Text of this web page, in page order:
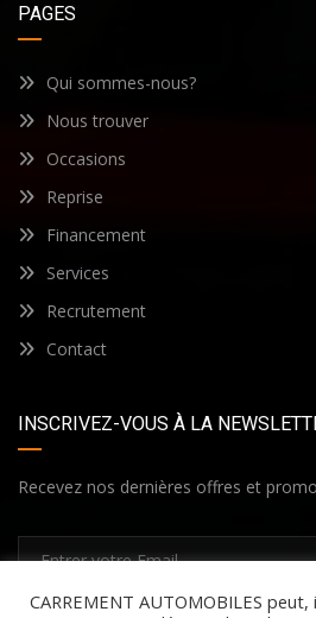
PAGES
Qui sommes-nous?
Nous trouver
Occasions
Reprise
Financement
Services
Recrutement
Contact
INSCRIVEZ-VOUS À LA
Recevez nos dernières offres et
CARREMENT AUTOMOBILES